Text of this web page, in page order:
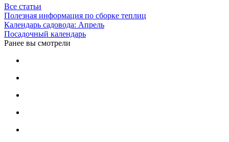
Все статьи
Полезная информация по сборке теплиц
Календарь садовода: Апрель
Посадочный календарь
Ранее вы смотрели